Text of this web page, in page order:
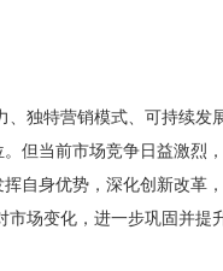
、独特营销模式、可持续发
但当前市场竞争日益激烈
自身优势，深化创新改革
市场变化，进一步巩固并提